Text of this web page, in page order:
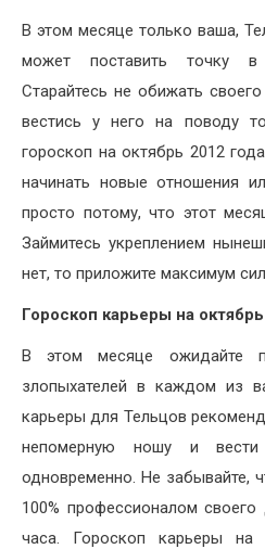
В этом месяце только ваша,
может поставить точку в
Старайтесь не обижать
вестись у него на поводу
гороскоп на октябрь 2012
начинать новые отношения
просто потому, что этот
Займитесь укреплением
нет, то приложите максимум
Гороскоп карьеры на
В этом месяце ожидайте
злопыхателей в каждом из
карьеры для Тельцов
непомерную ношу и
одновременно. Не забывайте,
100% профессионалом
часа. Гороскоп карьеры